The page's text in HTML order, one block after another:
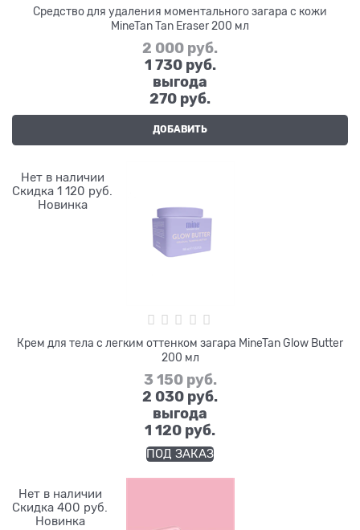
Средство для удаления моментального загара с кожи
MineTan Tan Eraser 200 мл
2 000 руб.
1 730 руб.
выгода
270 руб.
ДОБАВИТЬ
Нет в наличии
Скидка 1 120 руб.
Новинка
Крем для тела с легким оттенком загара MineTan Glow Butter
200 мл
3 150 руб.
2 030 руб.
выгода
1 120 руб.
ПОД ЗАКАЗ
Нет в наличии
Скидка 400 руб.
Новинка